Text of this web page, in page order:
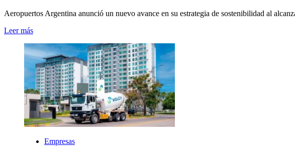
Aeropuertos Argentina anunció un nuevo avance en su estrategia de sostenibilidad al
Leer más
Empresas